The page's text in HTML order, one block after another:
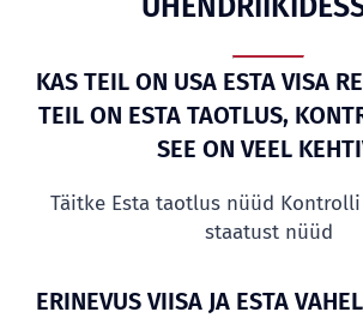
KAS TEIL ON USA ESTA VISA
TEIL ON ESTA TAOTLUS,
SEE ON VEEL
Täitke Esta taotlus nüüd
staatust nüüd
ERINEVUS VIISA JA ESTA VAHEL